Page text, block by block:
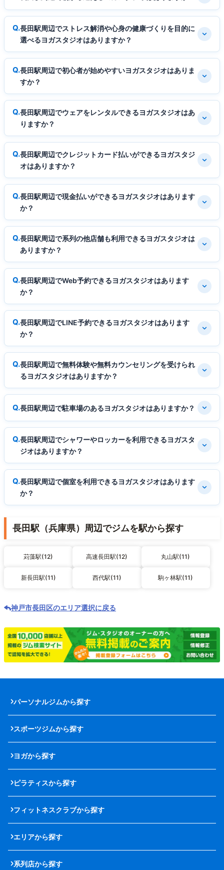
長田駅周辺でストレス解消や心身の健康づくりを目的に
選べるヨガスタジオはありますか？
長田駅周辺で初心者が始めやすいヨガスタジオはありま
すか？
長田駅周辺でウェアをレンタルできるヨガスタジオはあ
りますか？
長田駅周辺でクレジットカード払いができるヨガスタジ
オはありますか？
長田駅周辺で現金払いができるヨガスタジオはあります
か？
長田駅周辺で系列の他店舗も利用できるヨガスタジオは
ありますか？
長田駅周辺でWeb予約できるヨガスタジオはあります
か？
長田駅周辺でLINE予約できるヨガスタジオはあります
か？
長田駅周辺で無料体験や無料カウンセリングを受けられ
るヨガスタジオはありますか？
長田駅周辺で駐車場のあるヨガスタジオはありますか？
長田駅周辺でシャワーやロッカーを利用できるヨガスタ
ジオはありますか？
長田駅周辺で個室を利用できるヨガスタジオはあります
か？
長田駅（兵庫県）周辺でジムを駅から探す
苅藻駅(12) 高速長田駅(12) 丸山駅(11)
新長田駅(11) 西代駅(11) 駒ヶ林駅(11)
神戸市長田区のエリア選択に戻る
パーソナルジムから探す
スポーツジムから探す
ヨガから探す
ピラティスから探す
フィットネスクラブから探す
エリアから探す
系列店から探す